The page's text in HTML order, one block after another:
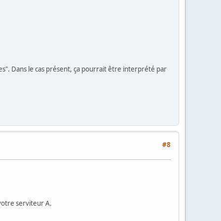
Dans le cas présent, ça pourrait être interprété par
#8
serviteur A.